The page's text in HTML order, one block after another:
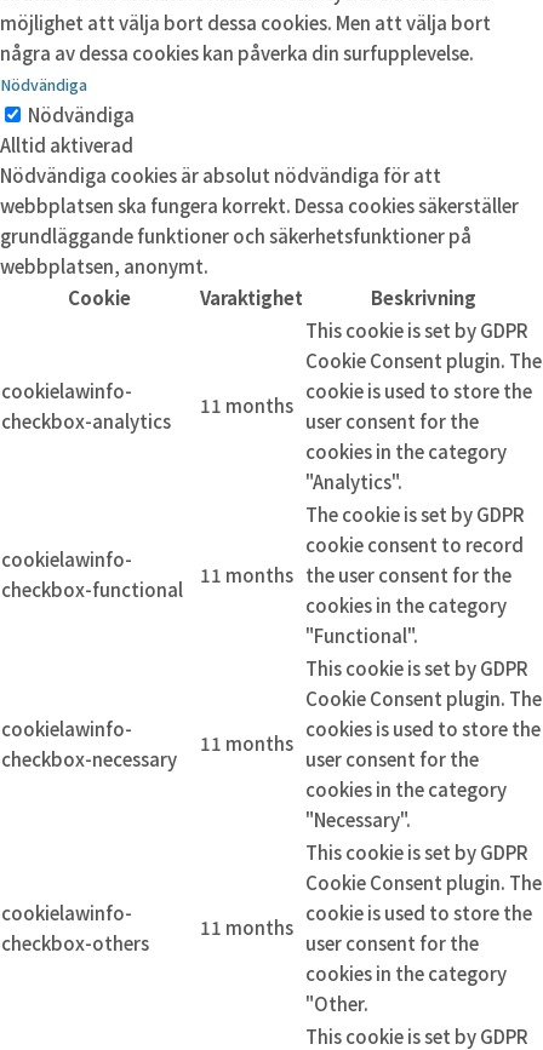
möjlighet att välja bort dessa cookies. Men att välja bort
några av dessa cookies kan påverka din surfupplevelse.
Nödvändiga
Nödvändiga
Alltid aktiverad
Nödvändiga cookies är absolut nödvändiga för att
webbplatsen ska fungera korrekt. Dessa cookies säkerställer
grundläggande funktioner och säkerhetsfunktioner på
webbplatsen, anonymt.
Cookie
Varaktighet Beskrivning
cookielawinfo-
checkbox-analytics
11 months
This cookie is set by GDPR
Cookie Consent plugin. The
cookie is used to store the
user consent for the
cookies in the category
"Analytics".
cookielawinfo-
checkbox-functional
11 months
The cookie is set by GDPR
cookie consent to record
the user consent for the
cookies in the category
"Functional".
cookielawinfo-
checkbox-necessary
11 months
This cookie is set by GDPR
Cookie Consent plugin. The
cookies is used to store the
user consent for the
cookies in the category
"Necessary".
cookielawinfo-
checkbox-others
11 months
This cookie is set by GDPR
Cookie Consent plugin. The
cookie is used to store the
user consent for the
cookies in the category
"Other.
This cookie is set by GDPR